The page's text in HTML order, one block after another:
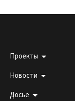
Проекты
Новости
Досье